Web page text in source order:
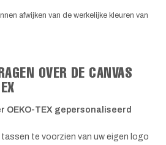
afwijken van de werkelijke kleuren van
OVER DE CANVAS
OEKO-TEX gepersonaliseerd
te voorzien van uw eigen logo